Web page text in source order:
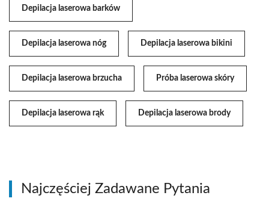
Depilacja laserowa barków
Depilacja laserowa nóg Depilacja laserowa bikini
Depilacja laserowa brzucha Próba laserowa skóry
Depilacja laserowa rąk Depilacja laserowa brody
Najczęściej Zadawane Pytania